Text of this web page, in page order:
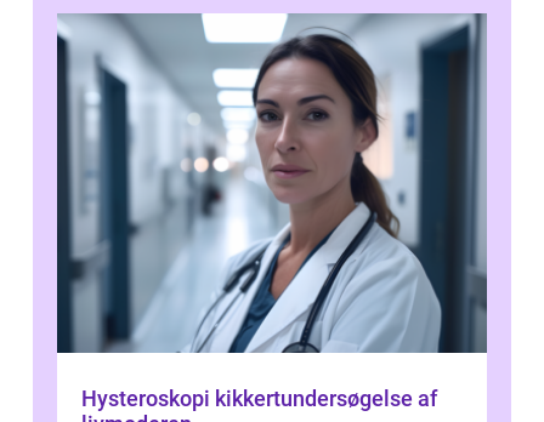
Hysteroskopi kikkertundersøgelse af